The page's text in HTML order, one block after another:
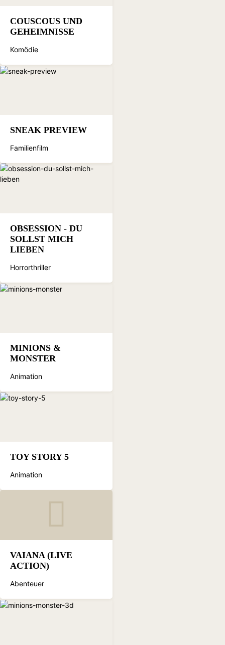
COUSCOUS UND
GEHEIMNISSE
Komödie
SNEAK PREVIEW
Familienfilm
OBSESSION - DU
SOLLST MICH
LIEBEN
Horrorthriller
MINIONS &
MONSTER
Animation
TOY STORY 5
Animation
VAIANA (LIVE
ACTION)
Abenteuer